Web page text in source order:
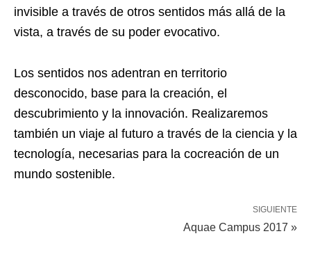
invisible a través de otros sentidos más allá de la
vista, a través de su poder evocativo.
Los sentidos nos adentran en territorio
desconocido, base para la creación, el
descubrimiento y la innovación. Realizaremos
también un viaje al futuro a través de la ciencia y la
tecnología, necesarias para la cocreación de un
mundo sostenible.
SIGUIENTE
Aquae Campus 2017 »